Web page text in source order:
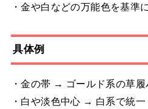
・金や白などの万能色を基準
具体例
・金の帯 → ゴールド系の草履
・白や淡色中心 → 白系で統一